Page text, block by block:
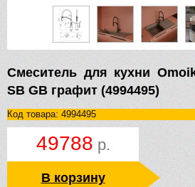
Смеситель для кухни
SB GB графит (4994495)
Код товара: 4994495
49788 р.
В корзину